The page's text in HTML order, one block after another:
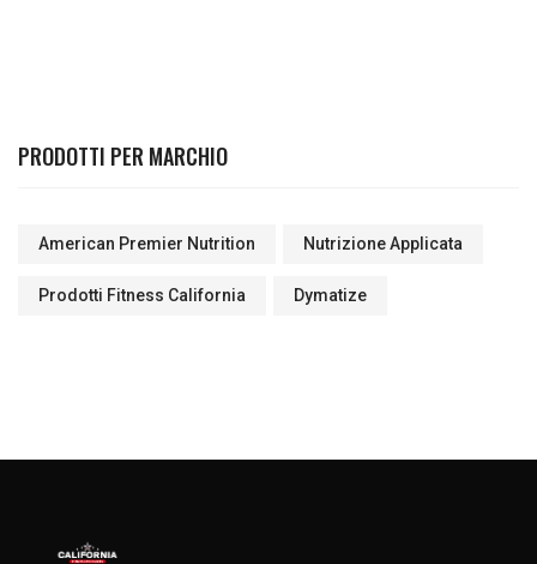
PRODOTTI PER MARCHIO
American Premier Nutrition Nutrizione Applicata
Prodotti Fitness California Dymatize